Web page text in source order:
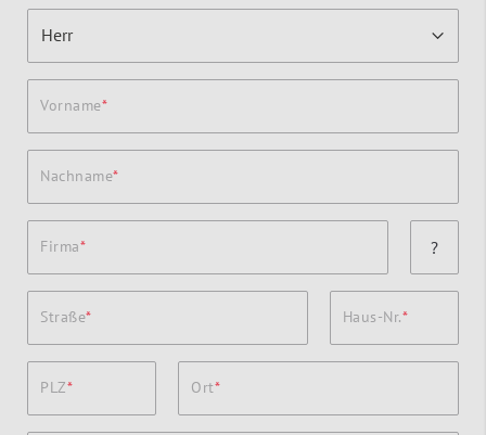
Vorname
Nachname
Firma ?
Straße Haus-Nr.
PLZ Ort